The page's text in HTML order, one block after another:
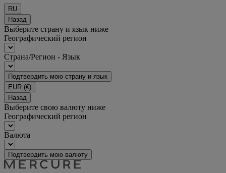
RU
Назад
Выберите страну и язык ниже
Географический регион
Страна/Регион - Язык
Подтвердить мою страну и язык
EUR (€)
Назад
Выберите свою валюту ниже
Географический регион
Валюта
Подтвердить мою валюту